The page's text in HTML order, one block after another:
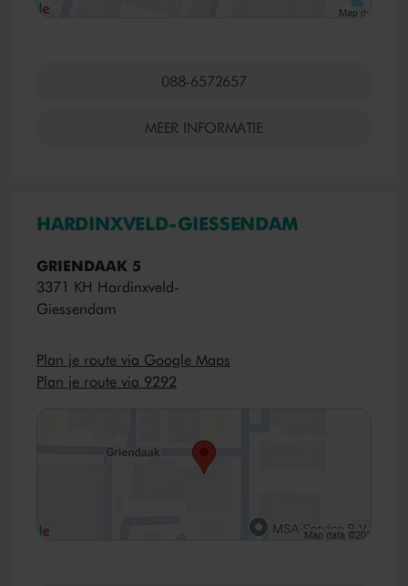
088-6572657
MEER INFORMATIE
HARDINXVELD-GIESSENDAM
GRIENDAAK 5
3371 KH Hardinxveld-
Giessendam
Plan je route via Google Maps
Plan je route via 9292